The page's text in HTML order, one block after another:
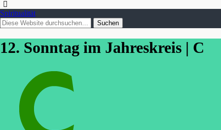
Spiritualität
12. Sonntag im Jahreskreis | C